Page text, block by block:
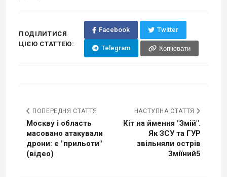
ПОДІЛИТИСЯ
ЦІЄЮ СТАТТЕЮ:
Facebook Twitter
Telegram Копіювати
ПОПЕРЕДНЯ СТАТТЯ
Москву і область
масовано атакували
дрони: є "прильоти"
(відео)
НАСТУПНА СТАТТЯ
Кіт на ймення "Змій".
Як ЗСУ та ГУР
звільняли острів
Зміїний5